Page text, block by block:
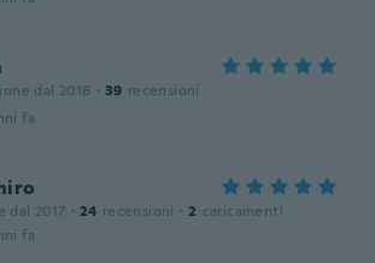
dal 2016 · 39 recensioni
fa
dal 2017 · 24 recensioni · 2 caricamenti
fa